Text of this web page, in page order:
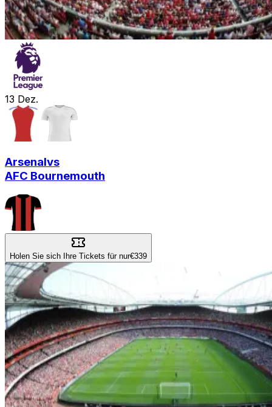
13 Dez.
Arsenalvs
AFC Bournemouth
Holen Sie sich Ihre Tickets für nur€339